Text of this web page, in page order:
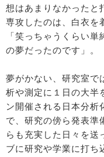
想はあまりなかったと
専攻したのは、白衣を
「笑っちゃうくらい
の夢だったのです」。
夢がかない、研究室で
析や測定に１日の大半
ン開催される日本分析
で、研究の傍ら発表準
らも充実した日々を送
ブに研究や学業に打ち